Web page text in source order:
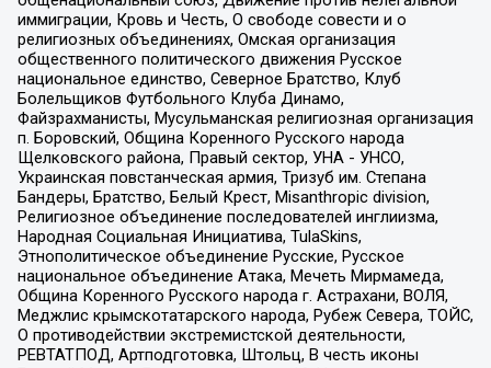
иммиграции, Кровь и Честь, О свободе совести и о
религиозных объединениях, Омская организация
общественного политического движения Русское
национальное единство, Северное Братство, Клуб
Болельщиков Футбольного Клуба Динамо,
Файзрахманисты, Мусульманская религиозная организация
п. Боровский, Община Коренного Русского народа
Щелковского района, Правый сектор, УНА - УНСО,
Украинская повстанческая армия, Тризуб им. Степана
Бандеры, Братство, Белый Крест, Misanthropic division,
Религиозное объединение последователей инглиизма,
Народная Социальная Инициатива, TulaSkins,
Этнополитическое объединение Русские, Русское
национальное объединение Атака, Мечеть Мирмамеда,
Община Коренного Русского народа г. Астрахани, ВОЛЯ,
Меджлис крымскотатарского народа, Рубеж Севера, ТОЙС,
О противодействии экстремистской деятельности,
РЕВТАТПОД, Артподготовка, Штольц, В честь иконы